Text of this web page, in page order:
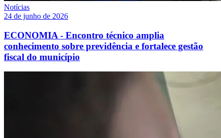
Notícias
24 de junho de 2026
ECONOMIA - Encontro técnico amplia
conhecimento sobre previdência e fortalece gestão
fiscal do município